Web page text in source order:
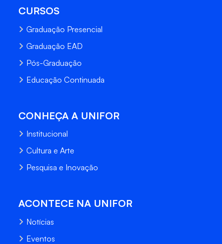
CURSOS
Graduação Presencial
Graduação EAD
Pós-Graduação
Educação Continuada
CONHEÇA A UNIFOR
Institucional
Cultura e Arte
Pesquisa e Inovação
ACONTECE NA UNIFOR
Notícias
Eventos